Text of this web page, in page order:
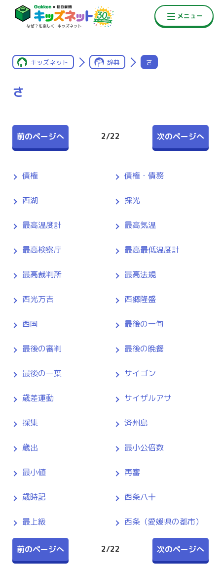
キッズネット 辞典 さ
さ
前のページへ 次のページへ
2/22
債権 債権・債務
西湖 採光
最高温度計 最高気温
最高検察庁 最高最低温度計
最高裁判所 最高法規
西光万吉 西郷隆盛
西国 最後の一句
最後の審判 最後の晩餐
最後の一葉 サイゴン
歳差運動 サイザルアサ
採集 済州島
歳出 最小公倍数
最小値 再審
歳時記 西条八十
最上級 西条（愛媛県の都市）
前のページへ 次のページへ
2/22